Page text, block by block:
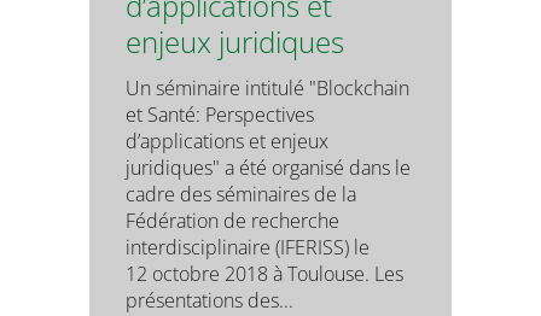
enjeux juridiques
Un séminaire intitulé "Blockchain
et Santé: Perspectives
d’applications et enjeux
juridiques" a été organisé dans le
cadre des séminaires de la
Fédération de recherche
interdisciplinaire (IFERISS) le
12 octobre 2018 à Toulouse. Les
présentations des...